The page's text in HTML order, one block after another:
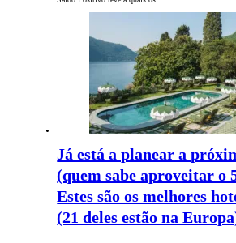
Já está a planear a
(quem sabe aproveitar o
Estes são os melhores
(21 deles estão na